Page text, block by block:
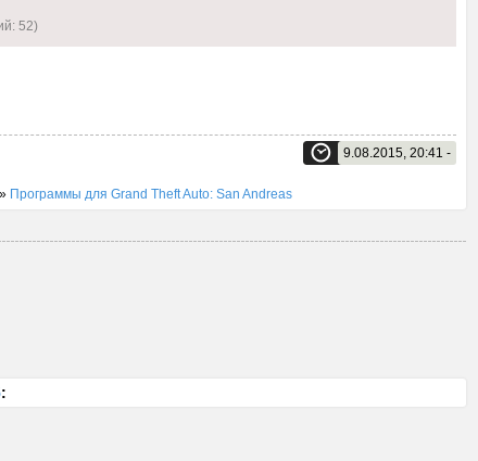
52)
9.08.2015, 20:41 -
» Программы для Grand Theft Auto: San Andreas
: